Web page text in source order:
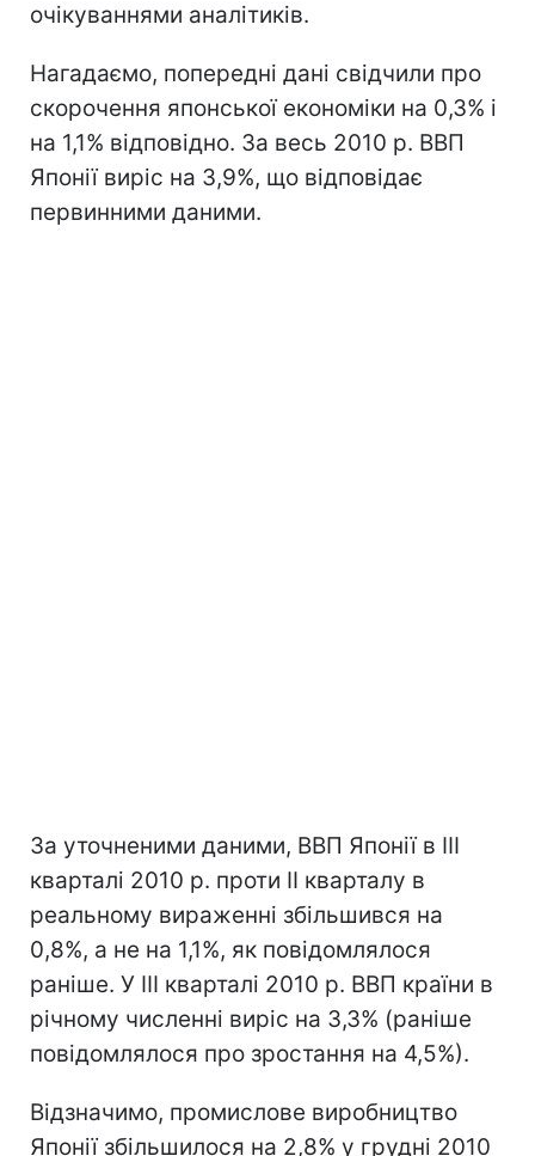
очікуваннями аналітиків.
Нагадаємо, попередні дані свідчили про
скорочення японської економіки на 0,3% і
на 1,1% відповідно. За весь 2010 р. ВВП
Японії виріс на 3,9%, що відповідає
первинними даними.
За уточненими даними, ВВП Японії в III
кварталі 2010 р. проти II кварталу в
реальному вираженні збільшився на
0,8%, а не на 1,1%, як повідомлялося
раніше. У III кварталі 2010 р. ВВП країни в
річному численні виріс на 3,3% (раніше
повідомлялося про зростання на 4,5%).
Відзначимо, промислове виробництво
Японії збільшилося на 2,8% у грудні 2010